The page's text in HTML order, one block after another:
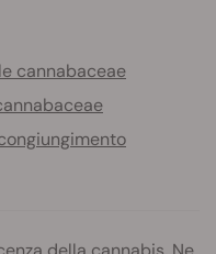
cannabaceae